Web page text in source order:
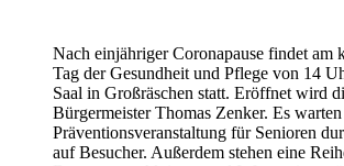
Nach einjähriger Coronapause findet am
Tag der Gesundheit und Pflege von 14
Saal in Großräschen statt. Eröffnet wird
Bürgermeister Thomas Zenker. Es
Präventionsveranstaltung für Senioren
auf Besucher. Außerdem stehen eine